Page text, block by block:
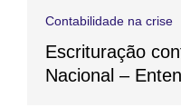
Contabilidade na crise
Escrituração
Nacional –